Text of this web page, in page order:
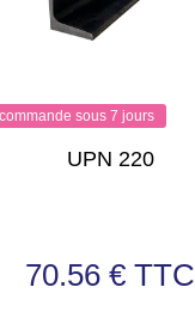
sous 7 jours
UPN 220
70.56 € TTC